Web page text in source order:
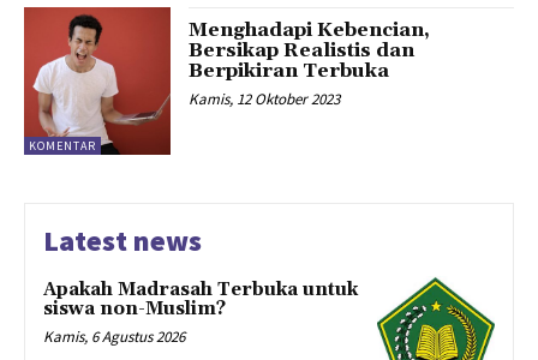
KOMENTAR
Menghadapi Kebencian,
Bersikap Realistis dan
Berpikiran Terbuka
Kamis, 12 Oktober 2023
Latest news
Apakah Madrasah Terbuka untuk
siswa non-Muslim?
Kamis, 6 Agustus 2026